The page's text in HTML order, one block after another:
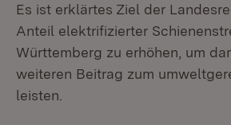
Es ist erklärtes Ziel der
Anteil elektrifizierter
Württemberg zu erhöhen, um
weiteren Beitrag zum
leisten.